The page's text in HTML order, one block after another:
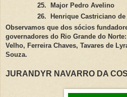
25. Major Pedro Avelino
26. Henrique Castriciano de
Observamos que dos sócios
governadores do Rio Grande do
Velho, Ferreira Chaves, Tavares de
Souza.
JURANDYR NAVARRO DA